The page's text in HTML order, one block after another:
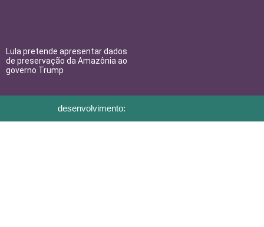
Lula pretende apresentar dados
de preservação da Amazônia ao
governo Trump
desenvolvimento: